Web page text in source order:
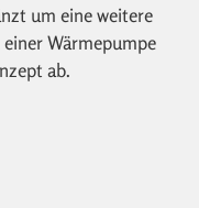
um eine weitere
Wärmepumpe
ab.